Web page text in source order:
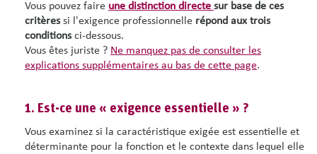
Vous pouvez faire une distinction directe sur base de ces
critèressi l'exigence professionnelle répond auxtrois
conditionsci-dessous.
Vous êtes juriste ? Ne manquez pas de consulter les
explications supplémentaires au bas de cette page.
1. Est-ce une « exigence essentielle » ?
Vous examinez si la caractéristique exigée est essentielle et
déterminante pour la fonction et le contexte dans lequel elle